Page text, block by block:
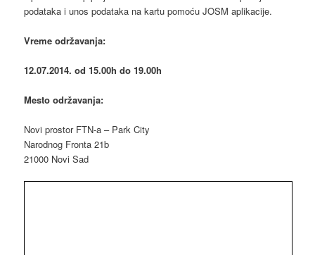
podataka i unos podataka na kartu pomoću JOSM aplikacije.
Vreme održavanja:
12.07.2014. od 15.00h do 19.00h
Mesto održavanja:
Novi prostor FTN-a – Park City
Narodnog Fronta 21b
21000 Novi Sad